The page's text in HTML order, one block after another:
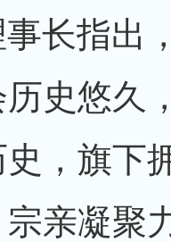
长指出
史悠久
，旗下
亲凝聚